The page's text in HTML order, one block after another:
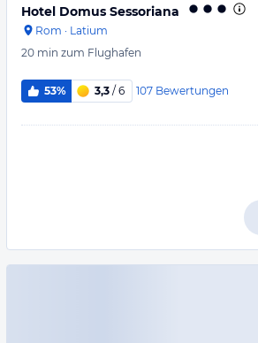
Hotel Domus Sessoriana
Rom · Latium
20 min zum Flughafen
53% 3,3 / 6 107 Bewertungen